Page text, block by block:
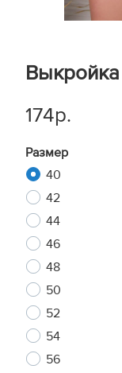
174р.
Размер
40
42
44
46
48
50
52
54
56